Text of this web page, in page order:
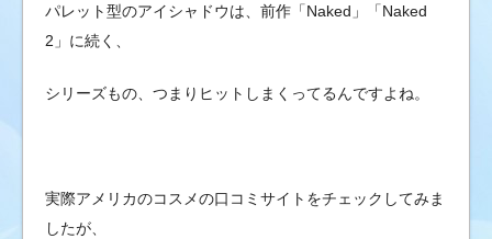
パレット型のアイシャドウは、前作「Naked」「Naked
2」に続く、
シリーズもの、つまりヒットしまくってるんですよね。
実際アメリカのコスメの口コミサイトをチェックしてみま
したが、